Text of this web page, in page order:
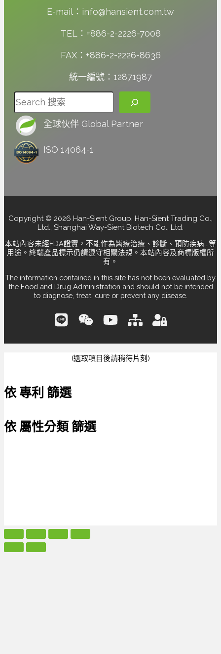
E-mail：info@hansient.com.tw
TEL：+886-2-2226-7008
FAX：+886-2-2226-8636
統一編號：12871987
全球伙伴 Global Partner
ISO 14064-1
Copyright © 2026 Han-Sient Group, Han-Sient Trading Co.,
Ltd., Shanghai Way-Sient Biotech Co., Ltd.
本站內容未經FDA證實，不能作為醫療治療、診斷、預防疾病...等
用途。終端產品標示仍請遵守相關法規。本站內容及商標版權所
有。
The information contained in this site has not been evaluated by
the Food and Drug Administration and should not be intended
to diagnose, treat, cure or prevent any disease.
(選取項目後請稍待片刻)
依 專利 篩選
依 屬性分類 篩選